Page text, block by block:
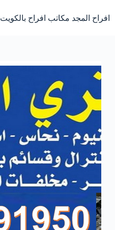
إلى
المحتوى
افراح المجد مكاتب افراح بالكويت